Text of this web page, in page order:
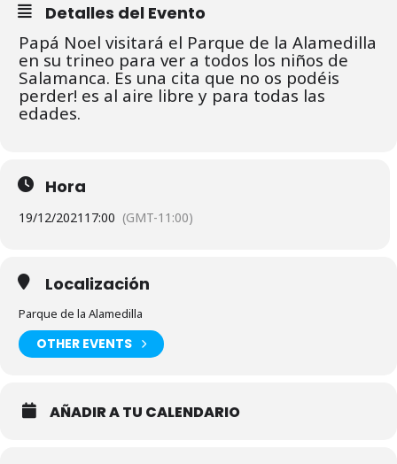
Detalles del Evento
Papá Noel visitará el Parque de la Alamedilla
en su trineo para ver a todos los niños de
Salamanca. Es una cita que no os podéis
perder! es al aire libre y para todas las
edades.
Hora
19/12/2021 17:00 (GMT-11:00)
Localización
Parque de la Alamedilla
OTHER EVENTS
AÑADIR A TU CALENDARIO